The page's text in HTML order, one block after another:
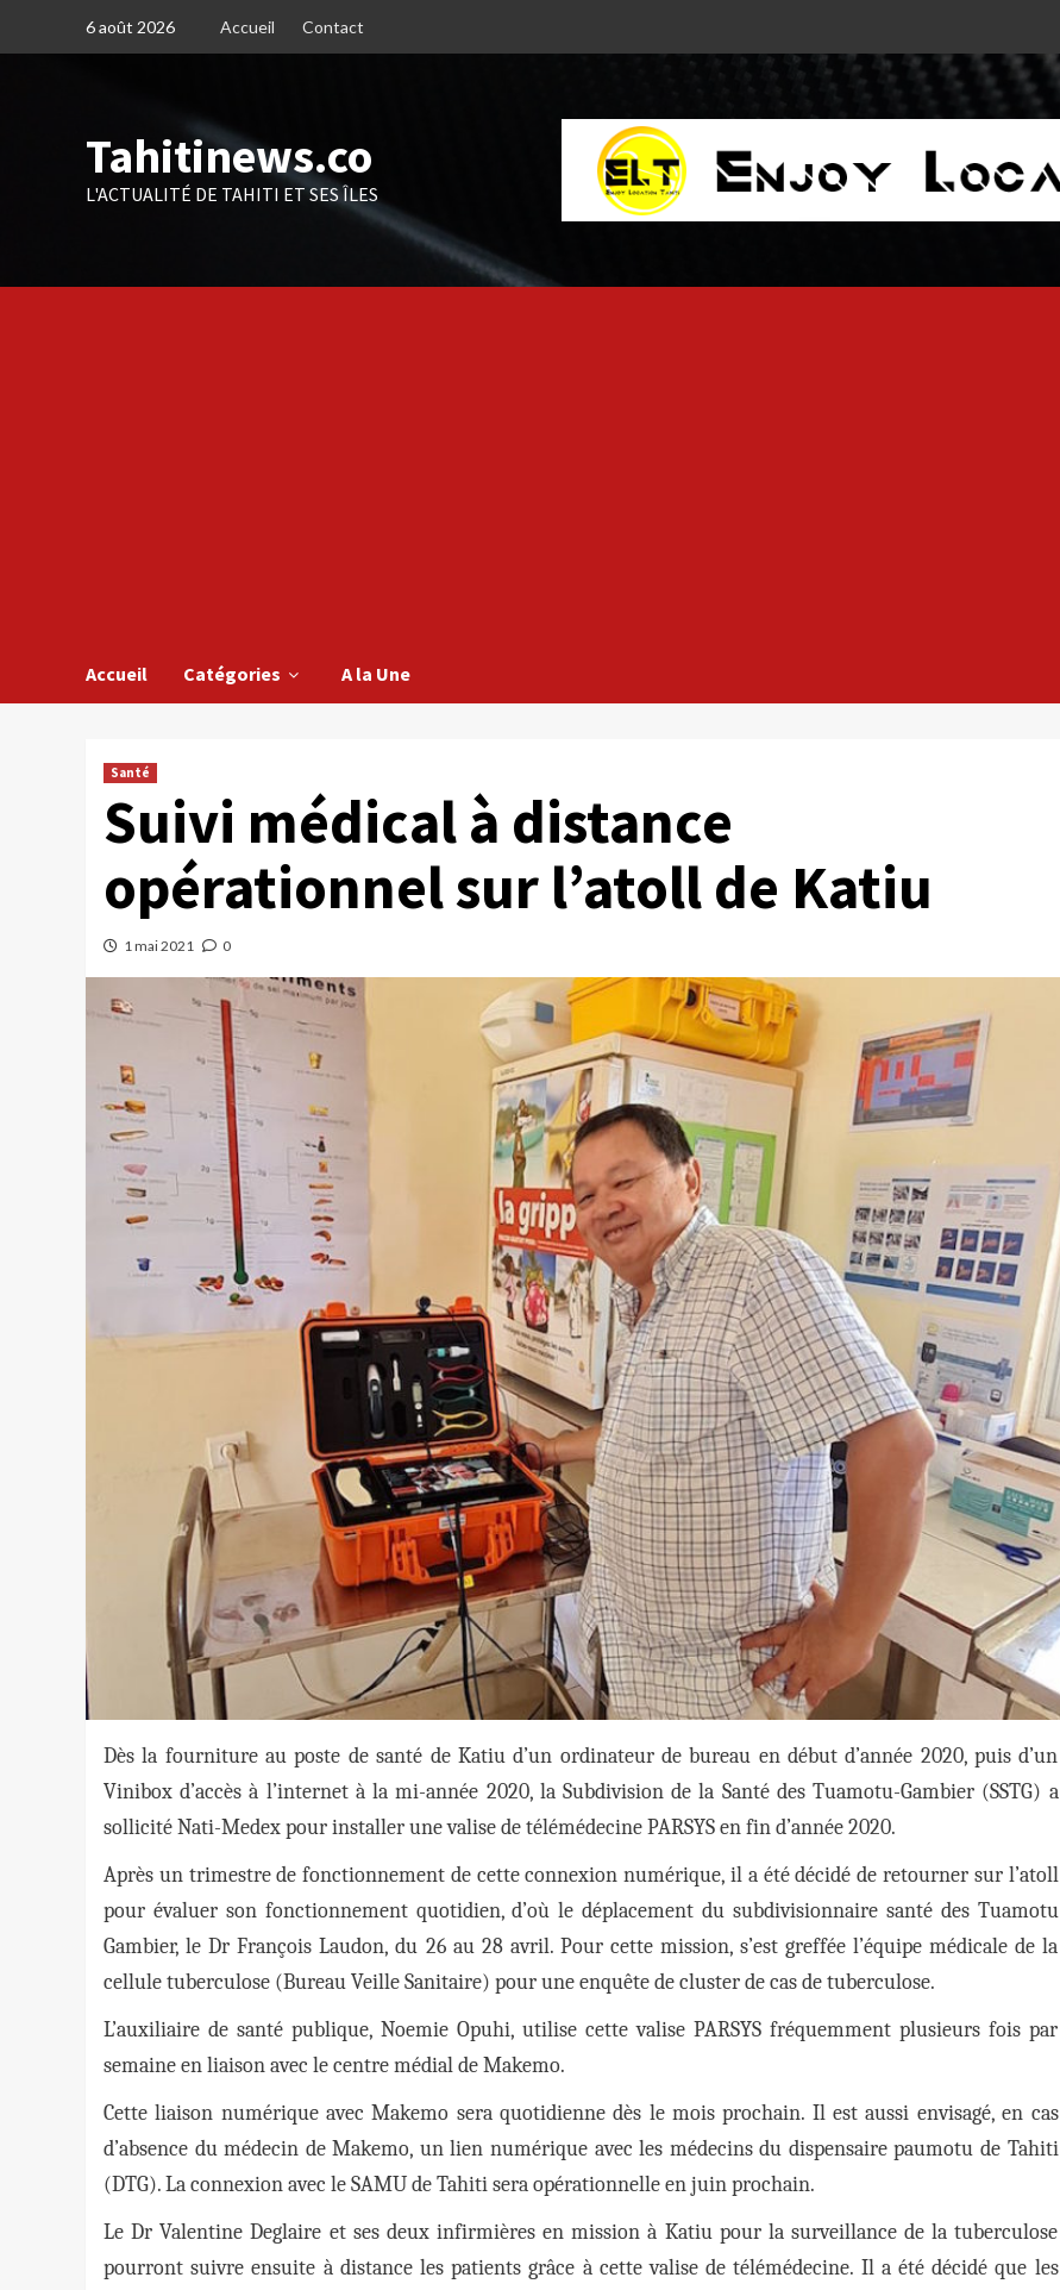
6 août 2026 Accueil Contact
Tahitinews.co
L'ACTUALITÉ DE TAHITI ET SES ÎLES
Accueil Catégories A la Une
Santé
Suivi médical à distance
opérationnel sur l’atoll de Katiu
1 mai 2021 0
Dès la fourniture au poste de santé de Katiu d’un ordinateur de bureau en début d’année 2020, puis d’un
Vinibox d’accès à l’internet à la mi-année 2020, la Subdivision de la Santé des Tuamotu-Gambier (SSTG) a
sollicité Nati-Medex pour installer une valise de télémédecine PARSYS en fin d’année 2020.
Après un trimestre de fonctionnement de cette connexion numérique, il a été décidé de retourner sur l’atoll
pour évaluer son fonctionnement quotidien, d’où le déplacement du subdivisionnaire santé des Tuamotu
Gambier, le Dr François Laudon, du 26 au 28 avril. Pour cette mission, s’est greffée l’équipe médicale de la
cellule tuberculose (Bureau Veille Sanitaire) pour une enquête de cluster de cas de tuberculose.
L’auxiliaire de santé publique, Noemie Opuhi, utilise cette valise PARSYS fréquemment plusieurs fois par
semaine en liaison avec le centre médial de Makemo.
Cette liaison numérique avec Makemo sera quotidienne dès le mois prochain. Il est aussi envisagé, en cas
d’absence du médecin de Makemo, un lien numérique avec les médecins du dispensaire paumotu de Tahiti
(DTG). La connexion avec le SAMU de Tahiti sera opérationnelle en juin prochain.
Le Dr Valentine Deglaire et ses deux infirmières en mission à Katiu pour la surveillance de la tuberculose
pourront suivre ensuite à distance les patients grâce à cette valise de télémédecine. Il a été décidé que les